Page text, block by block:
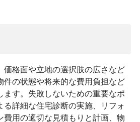
価格面や立地の選択肢の広さなど
件の状態や将来的な費用負担など
ます。失敗しないための重要なポ
る詳細な住宅診断の実施、リフォ
費用の適切な見積もりと計画、物